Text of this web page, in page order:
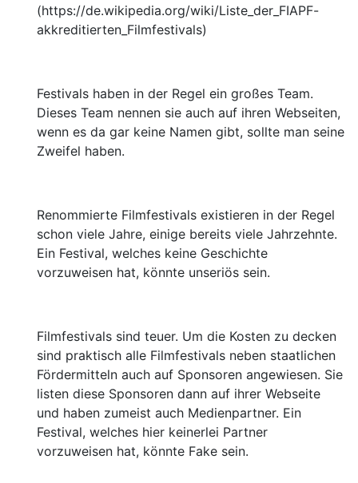
(https://de.wikipedia.org/wiki/Liste_der_FIAPF-
akkreditierten_Filmfestivals)
Festivals haben in der Regel ein großes Team.
Dieses Team nennen sie auch auf ihren Webseiten,
wenn es da gar keine Namen gibt, sollte man seine
Zweifel haben.
Renommierte Filmfestivals existieren in der Regel
schon viele Jahre, einige bereits viele Jahrzehnte.
Ein Festival, welches keine Geschichte
vorzuweisen hat, könnte unseriös sein.
Filmfestivals sind teuer. Um die Kosten zu decken
sind praktisch alle Filmfestivals neben staatlichen
Fördermitteln auch auf Sponsoren angewiesen. Sie
listen diese Sponsoren dann auf ihrer Webseite
und haben zumeist auch Medienpartner. Ein
Festival, welches hier keinerlei Partner
vorzuweisen hat, könnte Fake sein.